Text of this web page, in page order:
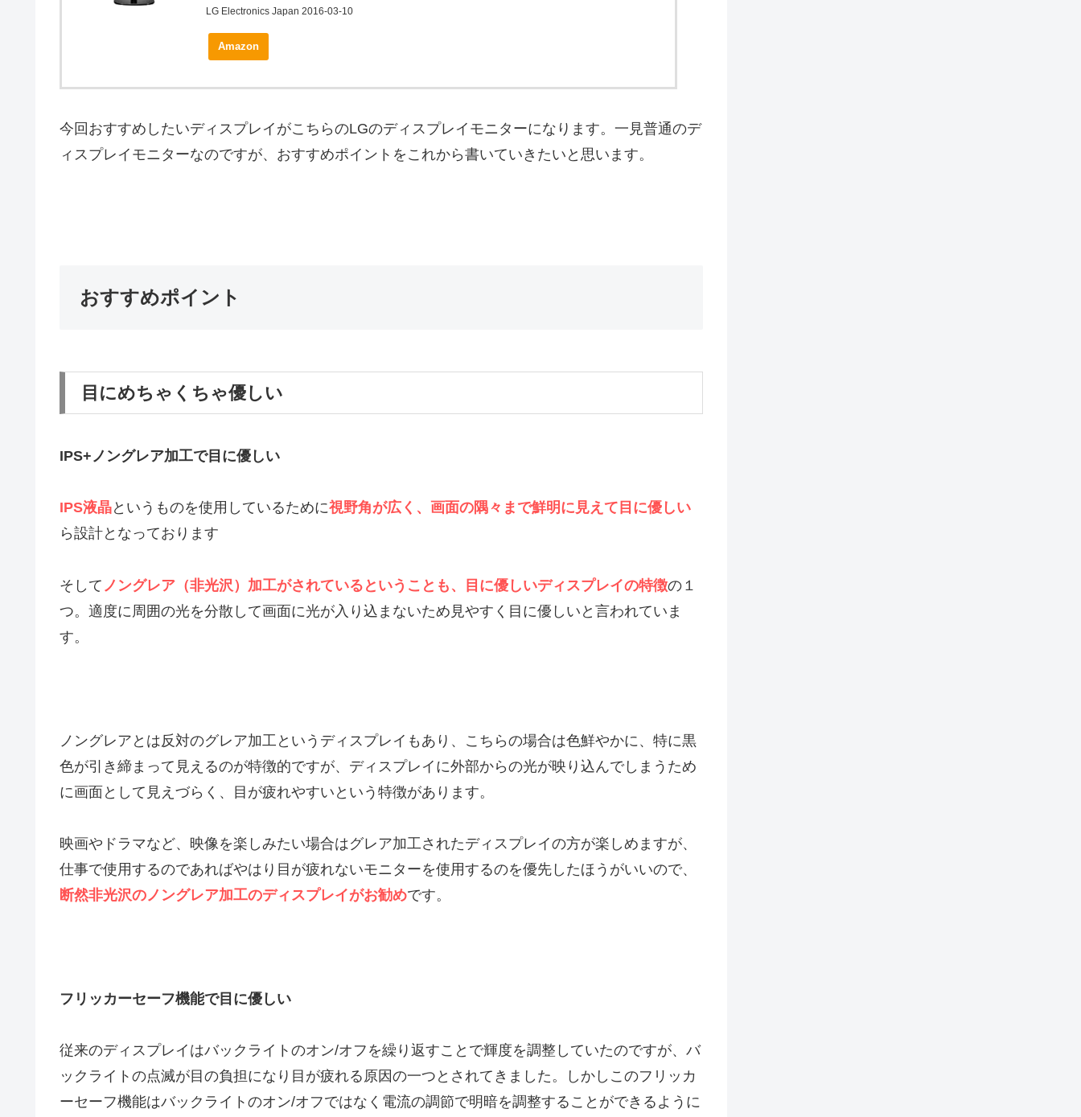
LG Electronics Japan 2016-03-10
Amazon
今回おすすめしたいディスプレイがこちらのLGのディスプレイモニターになります。一見普通のデ
ィスプレイモニターなのですが、おすすめポイントをこれから書いていきたいと思います。
おすすめポイント
目にめちゃくちゃ優しい
IPS+ノングレア加工で目に優しい
IPS液晶というものを使用しているために視野角が広く、画面の隅々まで鮮明に見えて目に優しい
ら設計となっております
そして ノングレア（非光沢）加工がされているということも、目に優しいディスプレイの特徴の１
つ。適度に周囲の光を分散して画面に光が入り込まないため見やすく目に優しいと言われていま
す。
ノングレアとは反対のグレア加工というディスプレイもあり、こちらの場合は色鮮やかに、特に黒
色が引き締まって見えるのが特徴的ですが、ディスプレイに外部からの光が映り込んでしまうため
に画面として見えづらく、目が疲れやすいという特徴があります。
映画やドラマなど、映像を楽しみたい場合はグレア加工されたディスプレイの方が楽しめますが、
仕事で使用するのであればやはり目が疲れないモニターを使用するのを優先したほうがいいので、
断然非光沢のノングレア加工のディスプレイがお勧めです。
フリッカーセーフ機能で目に優しい
従来のディスプレイはバックライトのオン/オフを繰り返すことで輝度を調整していたのですが、バ
ックライトの点滅が目の負担になり目が疲れる原因の一つとされてきました。しかしこのフリッカ
ーセーフ機能はバックライトのオン/オフではなく電流の調節で明暗を調整することができるように